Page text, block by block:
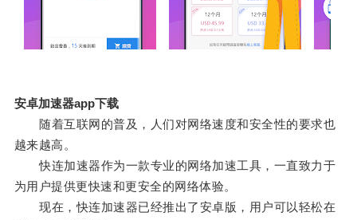
安卓加速器app下载
随着互联网的普及，人们对网络速度和安全性的要求也
越来越高。
快连加速器作为一款专业的网络加速工具，一直致力于
为用户提供更快速和更安全的网络体验。
现在，快连加速器已经推出了安卓版，用户可以轻松在